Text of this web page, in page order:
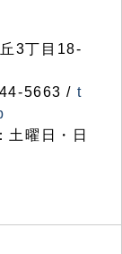
3丁目18-
5663 / t
土曜日・日